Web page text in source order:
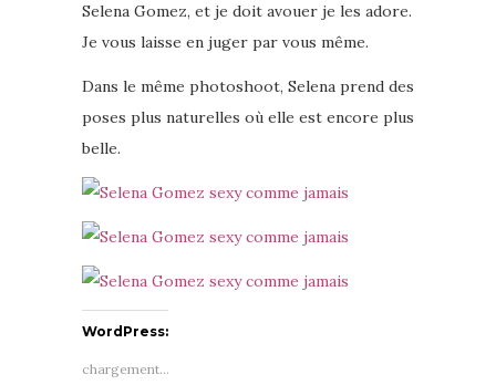
Selena Gomez, et je doit avouer je les adore.
Je vous laisse en juger par vous même.
Dans le même photoshoot, Selena prend des
poses plus naturelles où elle est encore plus
belle.
WordPress:
chargement…